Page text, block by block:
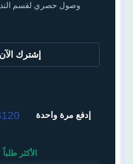
وصول حصري لقسم
إشترك الآن
إدفع مرة واحدة
الأكثر طلباً